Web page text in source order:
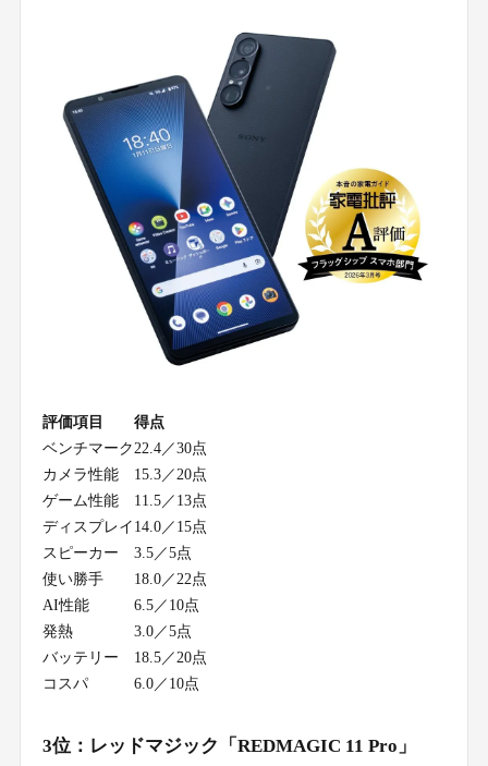
評価項目
得点
ベンチマーク 22.4／30点
カメラ性能
15.3／20点
ゲーム性能
11.5／13点
ディスプレイ 14.0／15点
スピーカー
3.5／5点
使い勝手
18.0／22点
AI性能
6.5／10点
発熱
3.0／5点
バッテリー
18.5／20点
コスパ
6.0／10点
3位：レッドマジック「REDMAGIC 11 Pro」